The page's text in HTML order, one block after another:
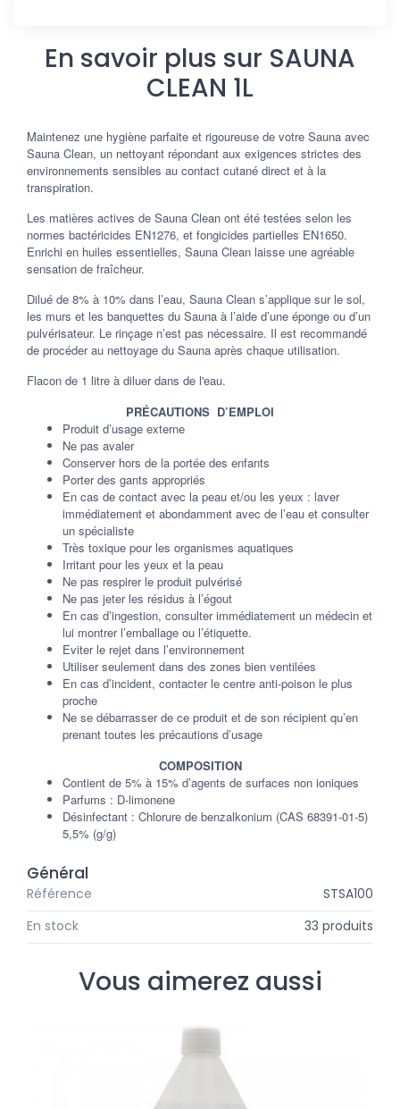
En savoir plus sur SAUNA
CLEAN 1L
Maintenez une hygiène parfaite et rigoureuse de votre Sauna avec
Sauna Clean, un nettoyant répondant aux exigences strictes des
environnements sensibles au contact cutané direct et à la
transpiration.
Les matières actives de Sauna Clean ont été testées selon les
normes bactéricides EN1276, et fongicides partielles EN1650.
Enrichi en huiles essentielles, Sauna Clean laisse une agréable
sensation de fraîcheur.
Dilué de 8% à 10% dans l’eau, Sauna Clean s’applique sur le sol,
les murs et les banquettes du Sauna à l’aide d’une éponge ou d’un
pulvérisateur. Le rinçage n’est pas nécessaire. Il est recommandé
de procéder au nettoyage du Sauna après chaque utilisation.
Flacon de 1 litre à diluer dans de l'eau.
PRÉCAUTIONS D’EMPLOI
Produit d’usage externe
Ne pas avaler
Conserver hors de la portée des enfants
Porter des gants appropriés
En cas de contact avec la peau et/ou les yeux : laver
immédiatement et abondamment avec de l’eau et consulter
un spécialiste
Très toxique pour les organismes aquatiques
Irritant pour les yeux et la peau
Ne pas respirer le produit pulvérisé
Ne pas jeter les résidus à l’égout
En cas d’ingestion, consulter immédiatement un médecin et
lui montrer l’emballage ou l’étiquette.
Eviter le rejet dans l’environnement
Utiliser seulement dans des zones bien ventilées
En cas d’incident, contacter le centre anti-poison le plus
proche
Ne se débarrasser de ce produit et de son récipient qu’en
prenant toutes les précautions d’usage
COMPOSITION
Contient de 5% à 15% d’agents de surfaces non ioniques
Parfums : D-limonene
Désinfectant : Chlorure de benzalkonium (CAS 68391-01-5)
5,5% (g/g)
Général
Référence
STSA100
En stock
33 produits
Vous aimerez aussi